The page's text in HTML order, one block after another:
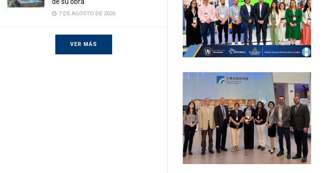
7 DE AGOSTO DE 2026
VER MÁS